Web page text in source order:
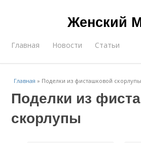
Женский
Главная Новости Статьи
Главная » Поделки из фисташковой скорлупы
Поделки из
скорлупы